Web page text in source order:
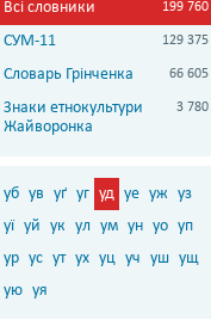
Всі словники 199 760
СУМ-11 129 375
Словарь Грінченка 66 605
Знаки етнокультури
Жайворонка
3 780
уб ув уґ уг уд уе уж уз
уї уй ук ул ум ун уо уп
ур ус ут ух уц уч уш ущ
ую уя